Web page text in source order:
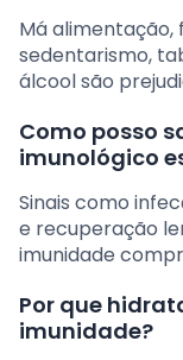
Má alimentação,
sedentarismo,
álcool são
Como posso
imunológico
Sinais como
e recuperação
imunidade
Por que
imunidade?